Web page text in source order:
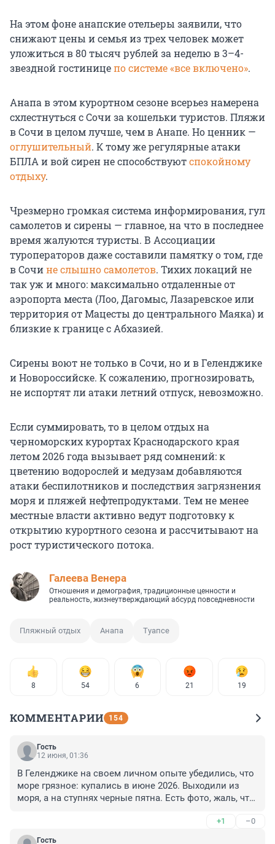
На этом фоне анапские отельеры заявили, что
снижают цены и семья из трех человек может
уложиться в 80 тысяч рублей за неделю в 3–4-
звездной гостиницепо системе «все включено».
Анапа в этом курортном сезоне всерьез намерена
схлестнуться с Сочи за кошельки туристов. Пляжи
в Сочи в целом лучше, чем в Анапе. Но ценник —
оглушительный. К тому же регулярные атаки
БПЛА и вой сирен не способствуютспокойному
отдыху.
Чрезмерно громкая система информирования, гул
самолетов и сирены — главное, на что в последнее
время жалуются туристы. В Ассоциации
туроператоров даже составили памятку о том, где
в Сочине слышно самолетов. Тихих локаций не
так уж и много: максимально отдаленные от
аэропорта места (Лоо, Дагомыс, Лазаревское или
территория от Мацесты до центрального Маяка) и
близкие к границе с Абхазией.
Сирены воют не только в Сочи, но и в Геленджике
и Новороссийске. К сожалению, прогнозировать,
не испортят ли атаки летний отпуск, невозможно.
Если суммировать, то в целом отдых на
черноморских курортах Краснодарского края
летом 2026 года вызывает ряд сомнений: к
цветению водорослей и медузам добавляются
атаки беспилотников и последствия загрязнения
моря и пляжей нефтепродуктами. Тем не менее
местные власти активно ведут подготовку к
открытию курортного сезона и рассчитывают на
рост туристического потока.
Галеева Венера
Отношения и демография, традиционные ценности и
реальность, жизнеутверждающий абсурд повседневности
Пляжный отдых Анапа Туапсе
8 54 6 21 19
КОММЕНТАРИИ 154
Гость
12 июня, 01:36
В Геленджике на своем личном опыте убедились, что
море грязное: купались в июне 2026. Выходили из
моря, а на ступнях черные пятна. Есть фото, жаль, что
+1 –0
Гость